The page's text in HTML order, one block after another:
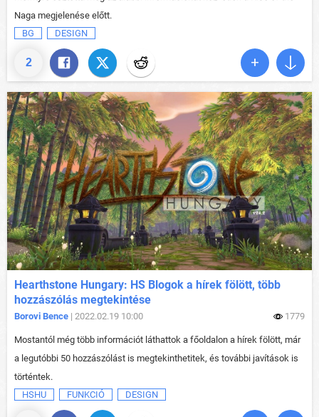
2
Naga megjelenése előtt.
BG
DESIGN
Hearthstone Hungary: HS Blogok a hírek fölött, több
hozzászólás megtekintése
Borovi Bence | 2022.02.19 10:00 1779
Mostantól még több információt láthattok a főoldalon a hírek fölött, már
a legutóbbi 50 hozzászólást is megtekinthetitek, és további javítások is
történtek.
HSHU
FUNKCIÓ DESIGN